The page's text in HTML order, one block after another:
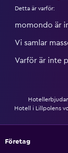
Detta är varför:
momondo är
Vi samlar
Varför är inte
Hotell i Lillpolens
Företag